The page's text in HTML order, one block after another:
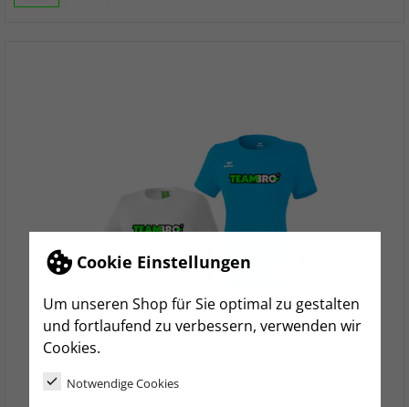
Cookie Einstellungen
Um unseren Shop für Sie optimal zu gestalten
und fortlaufend zu verbessern, verwenden wir
Cookies.
Notwendige Cookies